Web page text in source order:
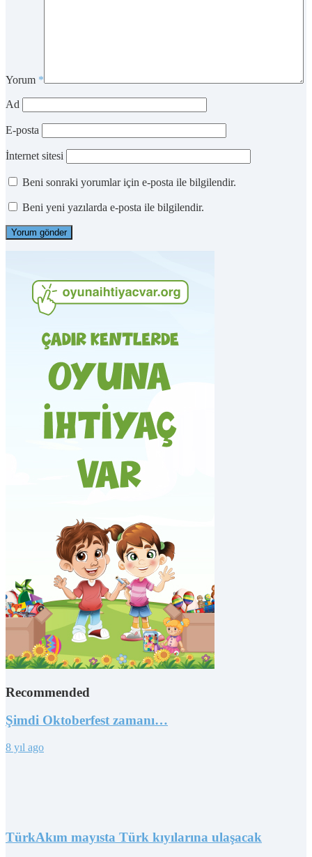
Yorum *
Ad
E-posta
İnternet sitesi
Beni sonraki yorumlar için e-posta ile bilgilendir.
Beni yeni yazılarda e-posta ile bilgilendir.
Recommended
Şimdi Oktoberfest zamanı…
8 yıl ago
TürkAkım mayısta Türk kıyılarına ulaşacak